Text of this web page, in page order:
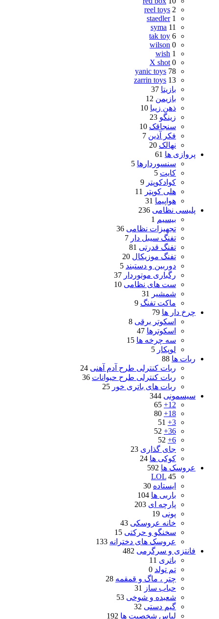
reel toys 2
staedler 1
syma 11
tak toy 6
wilson 0
wish 1
X shot 0
yanic toys 78
zarrin toys 13
بازیتا 37
بازیمن 12
ذهن زیبا 10
زینگو 23
سنجاقک 10
فکر آذین 7
نهالک 20
پروازی ها 61
سنسوردارها 5
کایت 5
کوادکوپتر 9
هلی کوپتر
11
هواپیما 31
پلیسی نظامی 236
بیسیم 1
تجهیزات نظامی 36
تفنگ سیبل دار 7
تفنگ قدرتی 81
تفنگ موزیکال 20
دوربین و دستبند 5
رگباری موتوردار 37
ست های نظامی 10
شمشیر
31
ماکت تفنگ 9
چرخ دار ها 79
اسکوتر برقی 8
اسکوترها 47
سه چرخه ها 15
لوپکار 5
ربات ها 88
ربات کنترلی طرح آدم آهنی 24
ربات کنترلی طرح حیوانات 36
ربات های باتری خور 25
سیسمونی 344
12+
65
18+
80
3+
51
36+
52
6+
52
جای گذاری 23
کوکی ها 24
عروسک ها 592
LOL 45
ایستاده 30
باربی ها 104
پارچه ای 203
پونی 19
خانه عروسکی 43
سخنگو و حرکتی 15
عروسک های دخترانه 133
فانتزی و سرگرمی 482
باتری 11
تم تولد 0
چتر ، ماگ و قمقمه 28
حباب ساز
31
شعبده و شوخی 53
گیم دستی 32
لباس شخصیت ها 192